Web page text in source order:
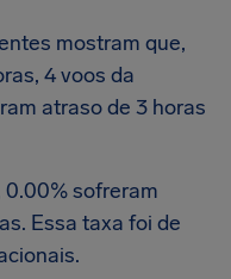
mostram que,
4 voos da
atraso de 3 horas
0.00% sofreram
Essa taxa foi de